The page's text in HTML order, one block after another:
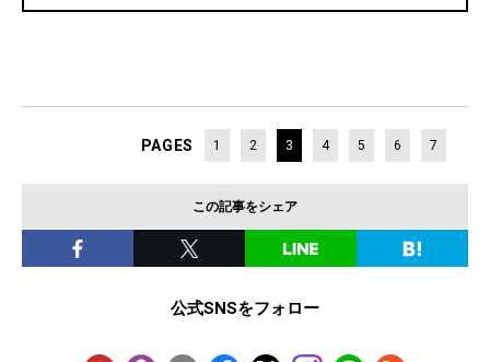
PAGES 1 2 3 4 5 6 7
この記事をシェア
公式SNSをフォロー